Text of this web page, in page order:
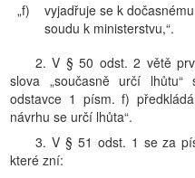
„f)
vyjadřuje se k
soudu k ministerstvu,“.
2. V § 50 odst. 2 větě
slova „současně určí
odstavce 1 písm. f)
návrhu se určí lhůta“.
3. V § 51 odst. 1 se za
které zní: